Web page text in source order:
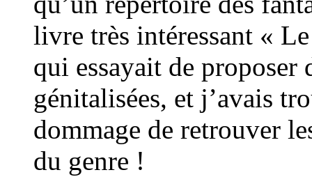
livre très intéressant «
qui essayait de proposer
génitalisées, et j’avais
dommage de retrouver
du genre !